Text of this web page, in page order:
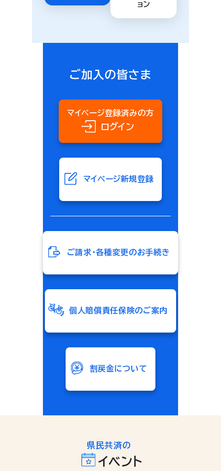
ョン
ご加入の皆さま
マイページ登録済みの方
ログイン
マイページ新規登録
ご請求・各種変更のお手続き
個人賠償責任保険のご案内
割戻金について
県民共済の
イベント